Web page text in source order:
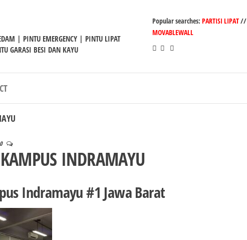
| PINTU EMERGENCY | PINTU LIPAT
GARASI BESI DAN KAYU
Popular searches: PARTISI LIPAT//
MOVABLEWALL
0
INDRAMAYU
Indramayu #1 Jawa Barat